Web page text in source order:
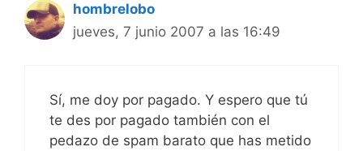
hombrelobo
jueves, 7 junio 2007 a las 16:49
Sí, me doy por pagado. Y espero que tú
te des por pagado también con el
pedazo de spam barato que has metido